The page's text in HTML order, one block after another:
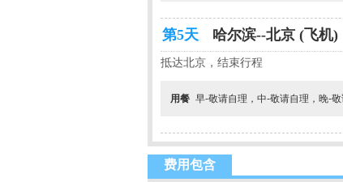
第5天 哈尔滨--北京 (飞机)
抵达北京，结束行程
用餐 早-敬请自理，中-敬请自理，晚-敬
费用包含